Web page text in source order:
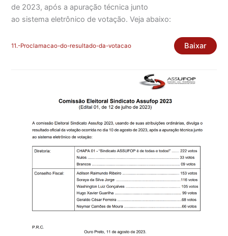
de 2023, após a apuração técnica junto
ao sistema eletrônico de votação. Veja abaixo:
11.-Proclamacao-do-resultado-da-votacao Baixar